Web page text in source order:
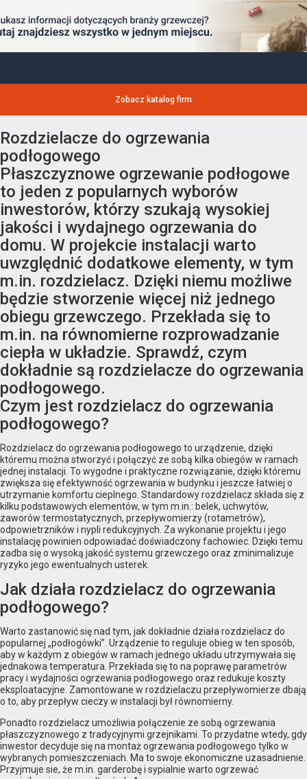
Zobacz katalog firm
Rozdzielacze do ogrzewania
podłogowego
Płaszczyznowe ogrzewanie podłogowe
to jeden z popularnych wyborów
inwestorów, którzy szukają wysokiej
jakości i wydajnego ogrzewania do
domu. W projekcie instalacji warto
uwzględnić dodatkowe elementy, w tym
m.in. rozdzielacz. Dzięki niemu możliwe
będzie stworzenie więcej niż jednego
obiegu grzewczego. Przekłada się to
m.in. na równomierne rozprowadzanie
ciepła w układzie. Sprawdź, czym
dokładnie są rozdzielacze do ogrzewania
podłogowego.
Czym jest rozdzielacz do ogrzewania
podłogowego?
Rozdzielacz do ogrzewania podłogowego to urządzenie, dzięki
któremu można stworzyć i połączyć ze sobą kilka obiegów w ramach
jednej instalacji. To wygodne i praktyczne rozwiązanie, dzięki któremu
zwiększa się efektywność ogrzewania w budynku i jeszcze łatwiej o
utrzymanie komfortu cieplnego. Standardowy rozdzielacz składa się z
kilku podstawowych elementów, w tym m.in.: belek, uchwytów,
zaworów termostatycznych, przepływomierzy (rotametrów),
odpowietrzników i nypli redukcyjnych. Za wykonanie projektu i jego
instalację powinien odpowiadać doświadczony fachowiec. Dzięki temu
zadba się o wysoką jakość systemu grzewczego oraz zminimalizuje
ryzyko jego ewentualnych usterek.
Jak działa rozdzielacz do ogrzewania
podłogowego?
Warto zastanowić się nad tym, jak dokładnie działa rozdzielacz do
popularnej „podłogówki”. Urządzenie to reguluje obieg w ten sposób,
aby w każdym z obiegów w ramach jednego układu utrzymywała się
jednakowa temperatura. Przekłada się to na poprawę parametrów
pracy i wydajności ogrzewania podłogowego oraz redukuje koszty
eksploatacyjne. Zamontowane w rozdzielaczu przepływomierze dbają
o to, aby przepływ cieczy w instalacji był równomierny.
Ponadto rozdzielacz umożliwia połączenie ze sobą ogrzewania
płaszczyznowego z tradycyjnymi grzejnikami. To przydatne wtedy, gdy
inwestor decyduje się na montaż ogrzewania podłogowego tylko w
wybranych pomieszczeniach. Ma to swoje ekonomiczne uzasadnienie.
Przyjmuje sie, że m.in. garderobę i sypialnie warto ogrzewać